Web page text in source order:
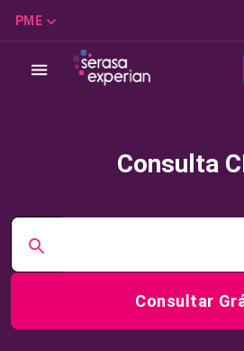
PME
Consulta
Consultar